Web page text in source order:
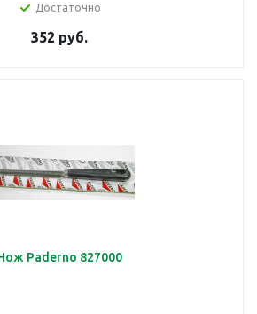
Достаточно
352 руб.
Paderno 827000